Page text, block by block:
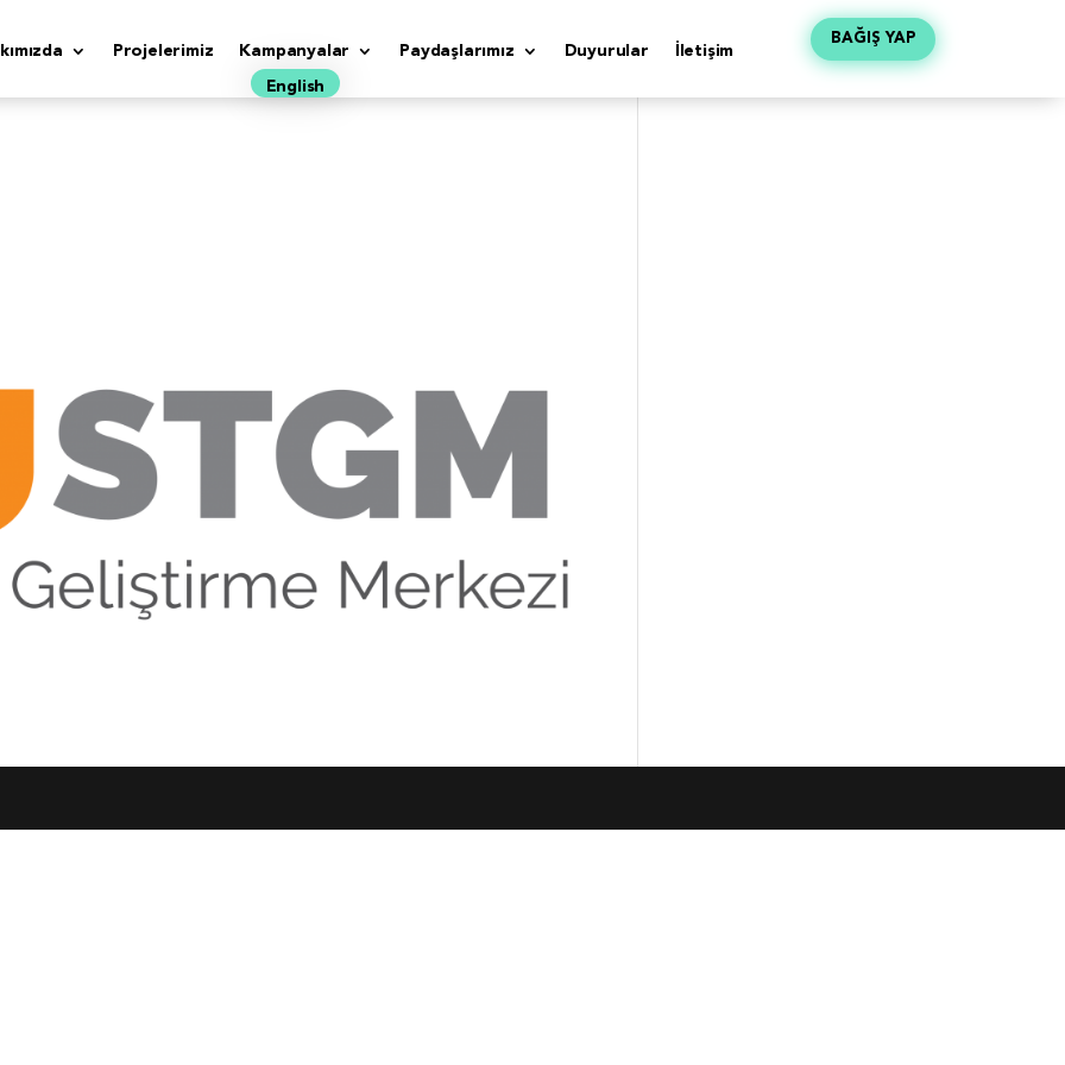
Projelerimiz Kampanyalar Paydaşlarımız Duyurular İletişim
English
BAĞIŞ YAP